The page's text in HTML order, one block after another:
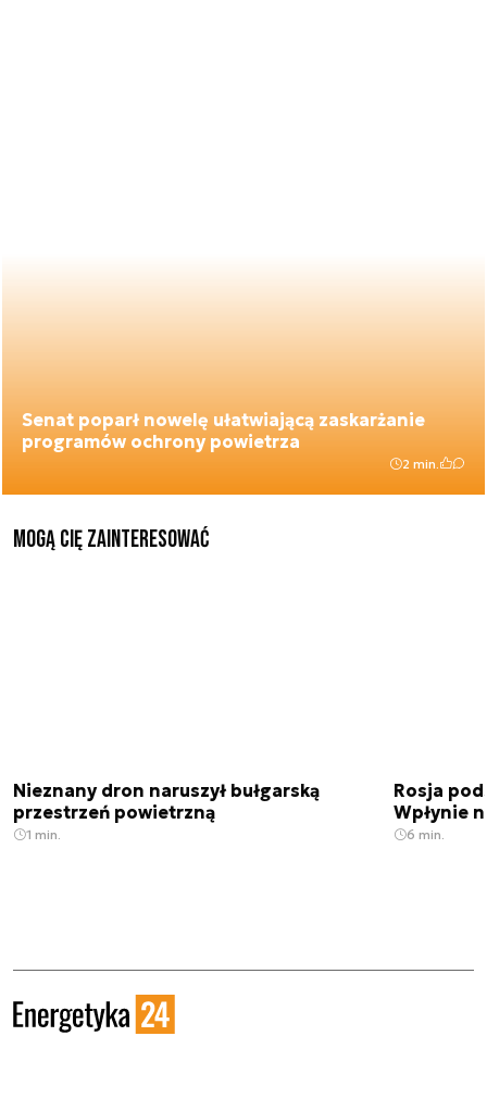
Senat poparł nowelę ułatwiającą zaskarżanie
programów ochrony powietrza
2 min.
Mogą Cię zainteresować
Nieznany dron naruszył bułgarską
przestrzeń powietrzną
1 min.
Rosja
Wpłynie
6 min.